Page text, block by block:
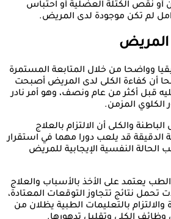
أو نقص الكتلة العضلية أو احتباس
لم تكن موجودة لدى المريض.
المريض
وواضحا من خلال المتابعة المستمرة
أن كفاءة الكلى لدى المريض أصبحت
قبل أكثر من عام ونصف، وهو أمر نادر
الكلوي المزمن.
والكلى أن الالتزام بالعلاج
الدقيقة قد يلعب دورا مهما في استقرار
الحالة النفسية الإيجابية للمريض
يعتمد على الأخذ بالأسباب والعلاج
تحمل نتائج تتجاوز التوقعات المعتادة،
والالتزام بالتعليمات الطبية يظلان من